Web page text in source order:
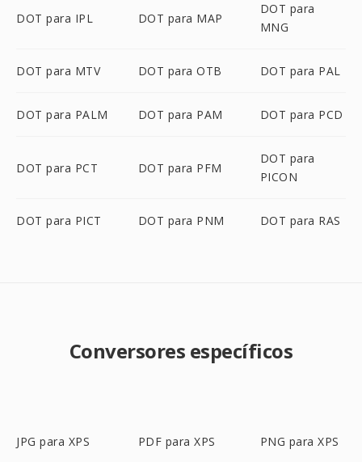
DOT para IPL DOT para MAP
DOT para
MNG
DOT para MTV DOT para OTB DOT para PAL
DOT para PALM DOT para PAM DOT para PCD
DOT para PCT DOT para PFM
DOT para
PICON
DOT para PICT DOT para PNM DOT para RAS
Conversores específicos
JPG para XPS PDF para XPS PNG para XPS